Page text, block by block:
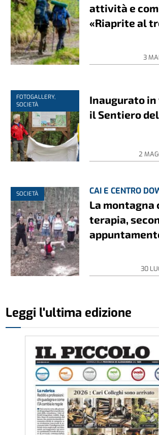
attività e
«Riaprite al
3
FOTOGALLERY,
SOCIETÀ
Inaugurato in
il Sentiero del
2
SOCIETÀ CAI E CENTRO
La montagna
terapia,
30
Leggi l'ultima edizione